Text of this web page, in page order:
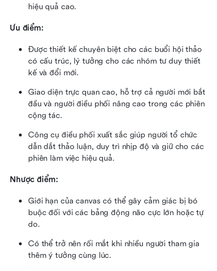
hiệu quả cao.
Ưu điểm:
Được thiết kế chuyên biệt cho các buổi hội thảo
có cấu trúc, lý tưởng cho các nhóm tư duy thiết
kế và đổi mới.
Giao diện trực quan cao, hỗ trợ cả người mới bắt
đầu và người điều phối nâng cao trong các phiên
cộng tác.
Công cụ điều phối xuất sắc giúp người tổ chức
dẫn dắt thảo luận, duy trì nhịp độ và giữ cho các
phiên làm việc hiệu quả.
Nhược điểm:
Giới hạn của canvas có thể gây cảm giác bị bó
buộc đối với các bảng động não cực lớn hoặc tự
do.
Có thể trở nên rối mắt khi nhiều người tham gia
thêm ý tưởng cùng lúc.